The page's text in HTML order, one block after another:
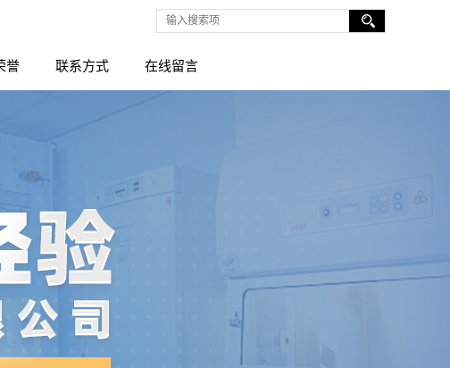
誉 联系方式 在线留言